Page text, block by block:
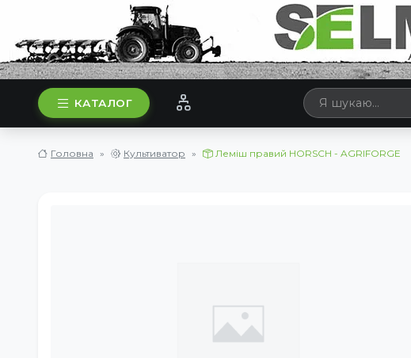
КАТАЛОГ
Головна Культиватор Леміш правий HORSCH - AGRIFORGE